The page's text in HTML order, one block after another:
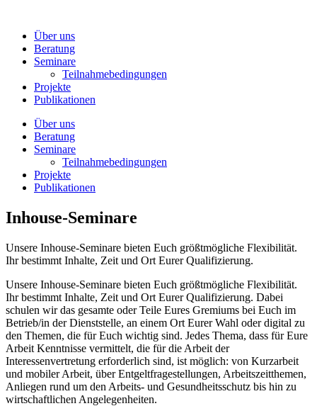
wechselnÜber uns
Beratung
Seminare
Teilnahmebedingungen
Projekte
Publikationen
Über uns
Beratung
Seminare
Teilnahmebedingungen
Projekte
Publikationen
Inhouse-Seminare
Unsere Inhouse-Seminare bieten Euch größtmögliche Flexibilität.
Ihr bestimmt Inhalte, Zeit und Ort Eurer Qualifizierung.
Unsere Inhouse-Seminare bieten Euch größtmögliche Flexibilität.
Ihr bestimmt Inhalte, Zeit und Ort Eurer Qualifizierung. Dabei
schulen wir das gesamte oder Teile Eures Gremiums bei Euch im
Betrieb/in der Dienststelle, an einem Ort Eurer Wahl oder digital zu
den Themen, die für Euch wichtig sind. Jedes Thema, dass für Eure
Arbeit Kenntnisse vermittelt, die für die Arbeit der
Interessenvertretung erforderlich sind, ist möglich: von Kurzarbeit
und mobiler Arbeit, über Entgeltfragestellungen, Arbeitszeitthemen,
Anliegen rund um den Arbeits- und Gesundheitsschutz bis hin zu
wirtschaftlichen Angelegenheiten.